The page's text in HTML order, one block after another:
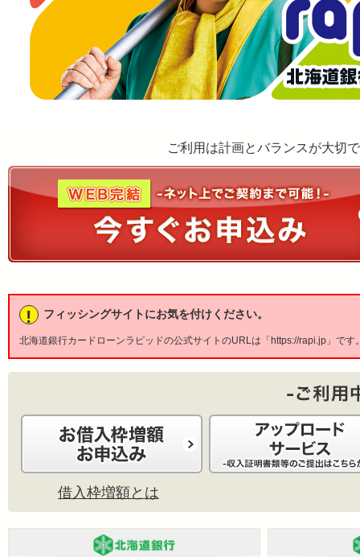
ご利用は計画とバランスが大切
! フィッシングサイトにお気を付けください。
北海道銀行カードローンラピッドの公式サイトのURLは「https://rapi.jp」で
借入枠増額とは